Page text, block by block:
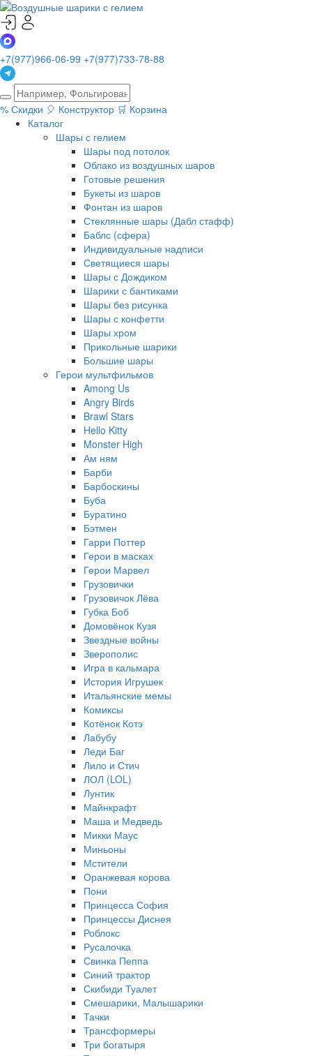
+7(977)966-06-99 +7(977)733-78-88
% Скидки 🎈 Конструктор 🛒 Корзина
Каталог
Шары с гелием
Шары под потолок
Облако из воздушных шаров
Готовые решения
Букеты из шаров
Фонтан из шаров
Стеклянные шары (Дабл стафф)
Баблс (сфера)
Индивидуальные надписи
Светящиеся шары
Шары с Дождиком
Шарики с бантиками
Шары без рисунка
Шары с конфетти
Шары хром
Прикольные шарики
Большие шары
Герои мультфильмов
Among Us
Angry Birds
Brawl Stars
Hello Kitty
Monster High
Ам ням
Барби
Барбоскины
Буба
Буратино
Бэтмен
Гарри Поттер
Герои в масках
Герои Марвел
Грузовички
Грузовичок Лёва
Губка Боб
Домовёнок Кузя
Звездные войны
Зверополис
Игра в кальмара
История Игрушек
Итальянские мемы
Комиксы
Котёнок Котэ
Лабубу
Леди Баг
Лило и Стич
ЛОЛ (LOL)
Лунтик
Майнкрафт
Маша и Медведь
Микки Маус
Миньоны
Мстители
Оранжевая корова
Пони
Принцесса София
Принцессы Диснея
Роблокс
Русалочка
Свинка Пеппа
Синий трактор
Скибиди Туалет
Смешарики, Малышарики
Тачки
Трансформеры
Три богатыря